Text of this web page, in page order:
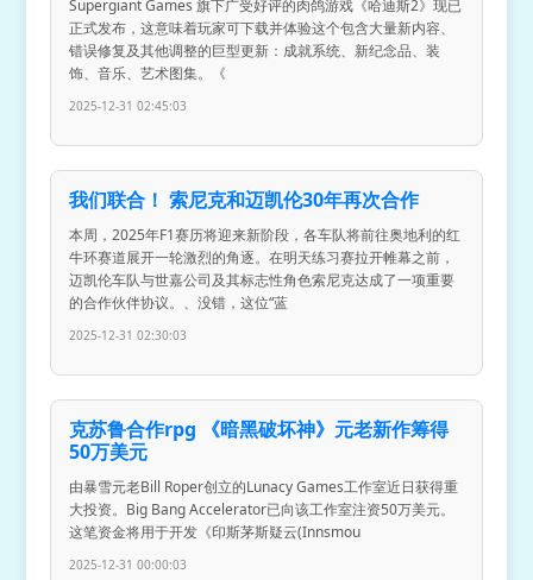
Supergiant Games 旗下广受好评的肉鸽游戏《哈迪斯2》现已
正式发布，这意味着玩家可下载并体验这个包含大量新内容、
错误修复及其他调整的巨型更新：成就系统、新纪念品、装
饰、音乐、艺术图集。《
2025-12-31 02:45:03
我们联合！ 索尼克和迈凯伦30年再次合作
本周，2025年F1赛历将迎来新阶段，各车队将前往奥地利的红
牛环赛道展开一轮激烈的角逐。在明天练习赛拉开帷幕之前，
迈凯伦车队与世嘉公司及其标志性角色索尼克达成了一项重要
的合作伙伴协议。、没错，这位“蓝
2025-12-31 02:30:03
克苏鲁合作rpg 《暗黑破坏神》元老新作筹得
50万美元
由暴雪元老Bill Roper创立的Lunacy Games工作室近日获得重
大投资。Big Bang Accelerator已向该工作室注资50万美元。
这笔资金将用于开发《印斯茅斯疑云(Innsmou
2025-12-31 00:00:03